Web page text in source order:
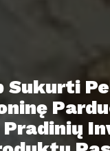
Sukurti
Pradinių